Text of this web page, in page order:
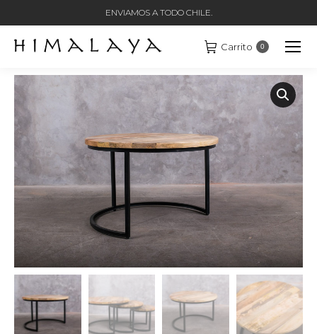
ENVIAMOS A TODO CHILE.
Carrito 0